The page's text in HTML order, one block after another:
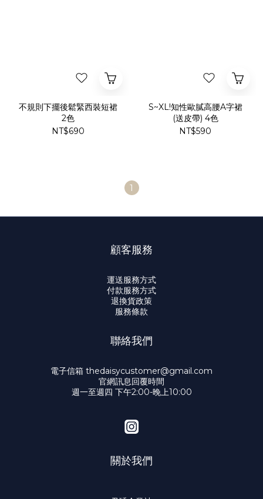
不規則下擺後鬆緊西裝短裙
2色
NT$690
S~XL!知性歐膩高腰A字裙
(送皮帶) 4色
NT$590
1
顧客服務
運送服務方式
付款服務方式
退換貨政策
服務條款
聯絡我們
電子信箱 thedaisycustomer@gmail.com
官網訊息回覆時間
週一至週四 下午2:00-晚上10:00
關於我們